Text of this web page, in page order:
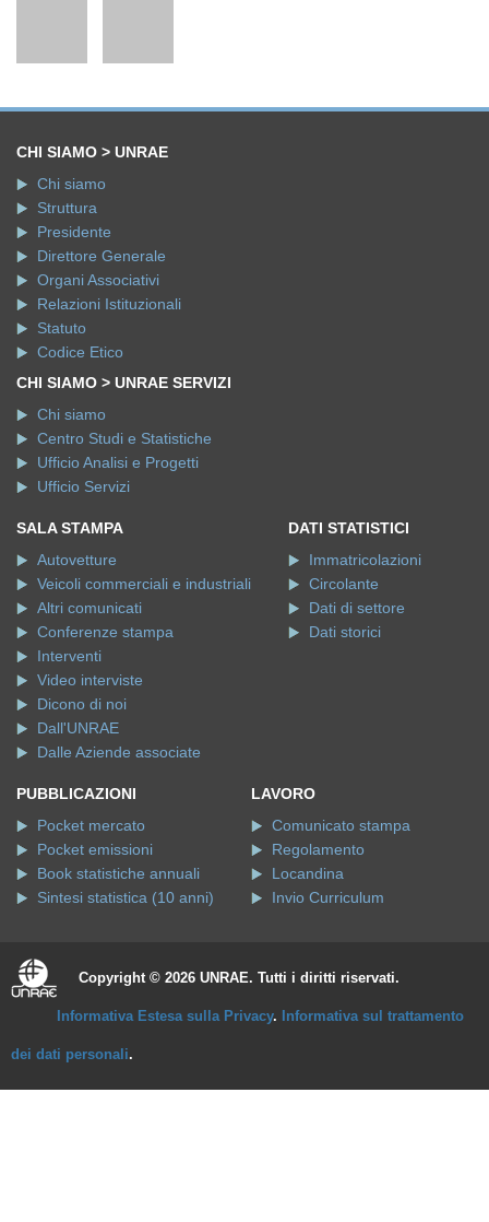
CHI SIAMO > UNRAE
Chi siamo
Struttura
Presidente
Direttore Generale
Organi Associativi
Relazioni Istituzionali
Statuto
Codice Etico
CHI SIAMO > UNRAE SERVIZI
Chi siamo
Centro Studi e Statistiche
Ufficio Analisi e Progetti
Ufficio Servizi
SALA STAMPA
Autovetture
Veicoli commerciali e industriali
Altri comunicati
Conferenze stampa
Interventi
Video interviste
Dicono di noi
Dall'UNRAE
Dalle Aziende associate
DATI STATISTICI
Immatricolazioni
Circolante
Dati di settore
Dati storici
PUBBLICAZIONI
Pocket mercato
Pocket emissioni
Book statistiche annuali
Sintesi statistica (10 anni)
LAVORO
Comunicato stampa
Regolamento
Locandina
Invio Curriculum
Copyright © 2026 UNRAE. Tutti i diritti riservati.
Informativa Estesa sulla Privacy. Informativa sul trattamento
dei dati personali.